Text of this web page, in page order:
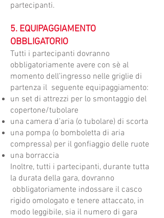
partecipanti.
5. EQUIPAGGIAMENTO
OBBLIGATORIO
​Tutti i partecipanti dovranno
obbligatoriamente avere con sè al
momento dell’ingresso nelle griglie di
partenza il seguente equipaggiamento:
un set di attrezzi per lo smontaggio del
copertone/tubolare
una camera d’aria (o tubolare) di scorta
una pompa (o bomboletta di aria
compressa) per il gonfiaggio delle ruote
una borraccia
Inoltre, tutti i partecipanti, durante tutta
la durata della gara, dovranno
obbligatoriamente indossare il casco
rigido omologato e tenere attaccato, in
modo leggibile, sia il numero di gara